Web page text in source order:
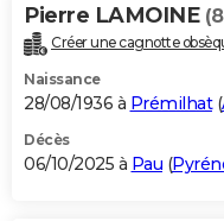
Bricolage
Lifestyle
Culture
Sport
Auto
Television
Voyage
Cinema
Pierre LAMOINE
Créer une cagnotte
Naissance
28/08/1936 à Prémilhat(
Décès
06/10/2025 à Pau (